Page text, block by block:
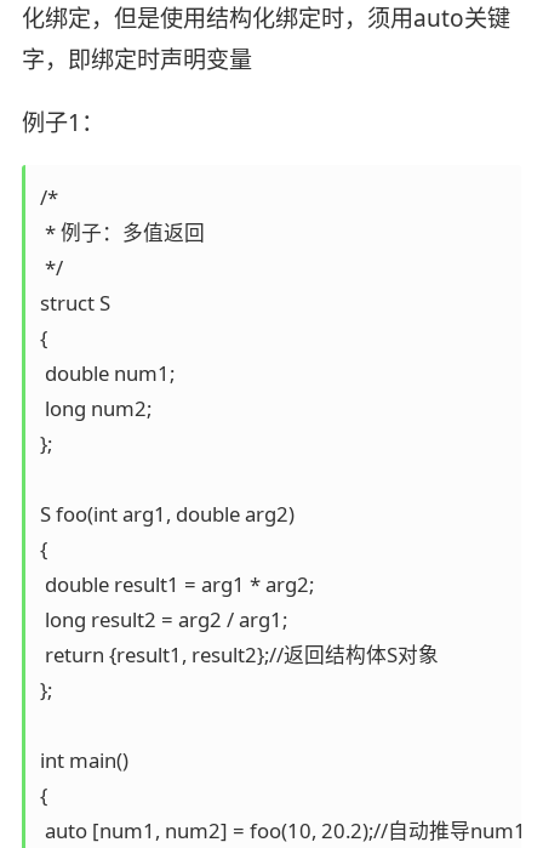
化绑定，但是使用结构化绑定时，须用auto关键
字，即绑定时声明变量
例子1：
/*
* 例子：多值返回
*/
struct S
{
double num1;
long num2;
};
S foo(int arg1, double arg2)
{
double result1 = arg1 * arg2;
long result2 = arg2 / arg1;
return {result1, result2};//返回结构体S对象
};
int main()
{
auto [num1, num2] = foo(10, 20.2);//自动推导num1